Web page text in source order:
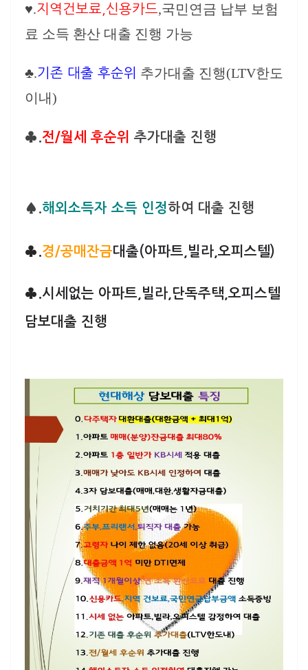
♥.지역건보료,신용카드,국민연금 납부 보험
료 소득 환산 대출 진행 가능
♣.기존 대출 후순위 추가대출 진행(LTV한도
이내)
♣. 전/월세 후순위 추가대출 진행
♠. 해외소득자 소득 인정하여 대출 진행
♣. 경/공매잔금대출(아파트,빌라,오피스텔)
♣.시세없는 아파트,빌라,단독주택,오피스텔
담보대출 진행